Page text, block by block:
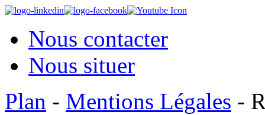
Nous contacter
Nous situer
Plan - Mentions Légales -